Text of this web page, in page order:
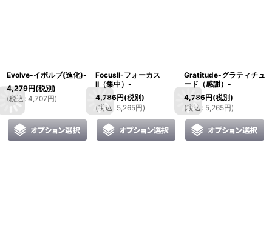
Evolve-イボルブ(進化)-
4,279円(税別)
(税込 : 4,707円)
FocusII-フォーカス
II（集中）-
4,786円(税別)
(税込 : 5,265円)
Gratitude-グラティチュ
ード（感謝）-
4,786円(税別)
(税込 : 5,265円)